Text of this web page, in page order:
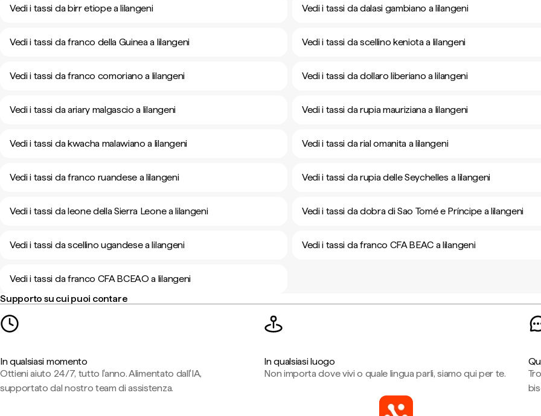
Vedi i tassi da birr etiope a lilangeni Vedi i tassi da dalasi gambiano a lilangeni
Vedi i tassi da franco della Guinea a lilangeni Vedi i tassi da scellino keniota a lilangeni
Vedi i tassi da franco comoriano a lilangeni Vedi i tassi da dollaro liberiano a lilangeni
Vedi i tassi da ariary malgascio a lilangeni Vedi i tassi da rupia mauriziana a lilangeni
Vedi i tassi da kwacha malawiano a lilangeni Vedi i tassi da rial omanita a lilangeni
Vedi i tassi da franco ruandese a lilangeni Vedi i tassi da rupia delle Seychelles a lilangeni
Vedi i tassi da leone della Sierra Leone a lilangeni Vedi i tassi da dobra di Sao Tomé e Príncipe a lilangeni
Vedi i tassi da scellino ugandese a lilangeni Vedi i tassi da franco CFA BEAC a lilangeni
Vedi i tassi da franco CFA BCEAO a lilangeni
Supporto su cui puoi contare
In qualsiasi momento
Ottieni aiuto 24/7, tutto l'anno. Alimentato dall'IA,
supportato dal nostro team di assistenza.
In qualsiasi luogo
Non importa dove vivi o quale lingua parli, siamo qui per te.